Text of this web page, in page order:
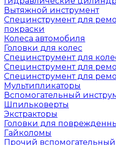
Вытяжной инструмент
Специнструмент для
покраски
Колеса автомобиля
Головки для колес
Специнструмент для
Специнструмент для
Специнструмент для
Мультипликаторы
Вспомогательный
Шпильковерты
Экстракторы
Головки для
Гайколомы
Прочий